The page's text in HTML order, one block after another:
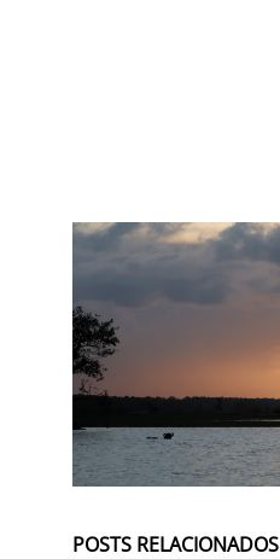
POSTS RELACIONADOS